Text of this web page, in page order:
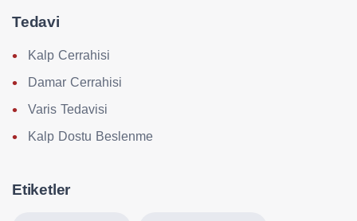
Tedavi
Kalp Cerrahisi
Damar Cerrahisi
Varis Tedavisi
Kalp Dostu Beslenme
Etiketler